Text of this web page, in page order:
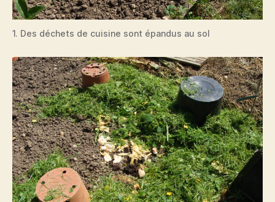
1. Des déchets de cuisine sont épandus au sol